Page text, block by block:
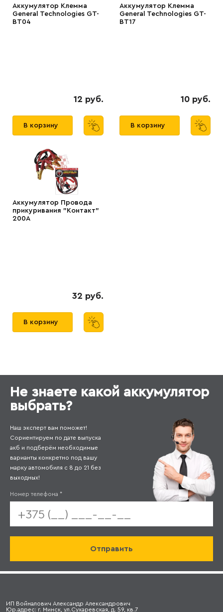
Аккумулятор Клемма
General Technologies GT-
BT04
12 руб.
В корзину
Аккумулятор Клемма
General Technologies GT-
BT17
10 руб.
В корзину
Аккумулятор Провода
прикуривания "Контакт"
200А
32 руб.
В корзину
Не знаете какой аккумулятор
выбрать?
Наш эксперт вам поможет!
Сориентируем по дате выпуска
акб и подберём необходимые
варианты конкретно под вашу
марку автомобиля с 8 до 21 без
выходных!
Номер телефона *
ИП Войналович Александр Александрович
Юр.адрес: г. Минск, ул.Сухаревская, д. 59, кв.7